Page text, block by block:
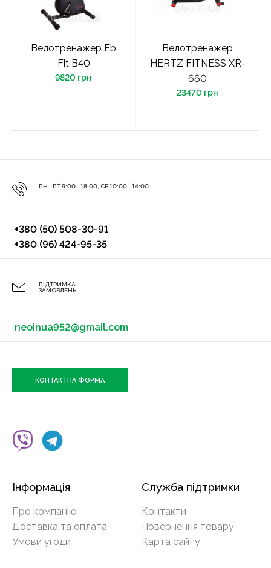
Велотренажер Eb
Fit B40
9820 грн
Велотренажер
HERTZ FITNESS XR-
660
23470 грн
ПН - ПТ 9:00 - 18:00, СБ 10:00 - 14:00
+380 (50) 508-30-91
+380 (96) 424-95-35
ПІДТРИМКА
ЗАМОВЛЕНЬ
neoinua952@gmail.com
КОНТАКТНА ФОРМА
Інформація
Про компанію
Доставка та оплата
Умови угоди
Служба підтримки
Контакти
Повернення товару
Карта сайту